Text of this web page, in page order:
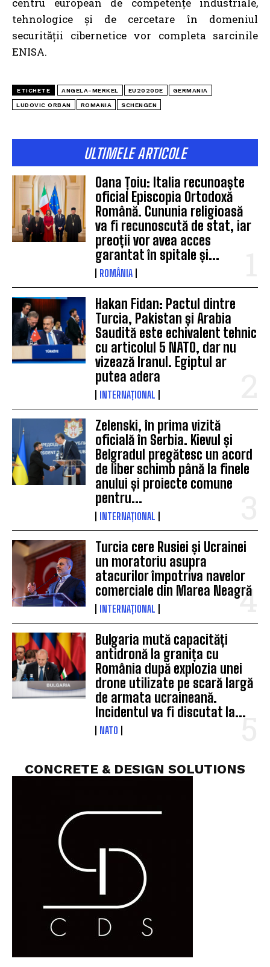
tehnologice și de cercetare în domeniul
securității cibernetice vor completa sarcinile
ENISA.
ETICHETE ANGELA-MERKEL EU2020DE GERMANIA
LUDOVIC ORBAN ROMANIA SCHENGEN
ULTIMELE ARTICOLE
Oana Țoiu: Italia recunoaște
oficial Episcopia Ortodoxă
Română. Cununia religioasă
va fi recunoscută de stat, iar
preoții vor avea acces
garantat în spitale și...
ROMÂNIA
Hakan Fidan: Pactul dintre
Turcia, Pakistan și Arabia
Saudită este echivalent tehnic
cu articolul 5 NATO, dar nu
vizează Iranul. Egiptul ar
putea adera
INTERNAȚIONAL
Zelenski, în prima vizită
oficială în Serbia. Kievul și
Belgradul pregătesc un acord
de liber schimb până la finele
anului și proiecte comune
pentru...
INTERNAȚIONAL
Turcia cere Rusiei și Ucrainei
un moratoriu asupra
atacurilor împotriva navelor
comerciale din Marea Neagră
INTERNAȚIONAL
Bulgaria mută capacități
antidronă la granița cu
România după explozia unei
drone utilizate pe scară largă
de armata ucraineană.
Incidentul va fi discutat la...
NATO
CONCRETE & DESIGN SOLUTIONS